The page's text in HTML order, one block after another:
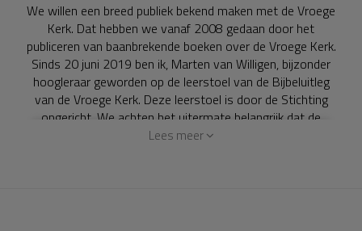
We willen een breed publiek bekend maken met de Vroege
Kerk. Dat hebben we vanaf 2008 gedaan door het
publiceren van baanbrekende boeken over de Vroege Kerk.
Sinds 20 juni 2019 ben ik, Marten van Willigen, bijzonder
hoogleraar geworden op de leerstoel van de Bijbeluitleg
van de Vroege Kerk. Deze leerstoel is door de Stichting
opgericht. We achten het uitermate belangrijk dat de
Vroege Kerk niet volledig vergeten wordt terwijl ze zoveel
Lees meer